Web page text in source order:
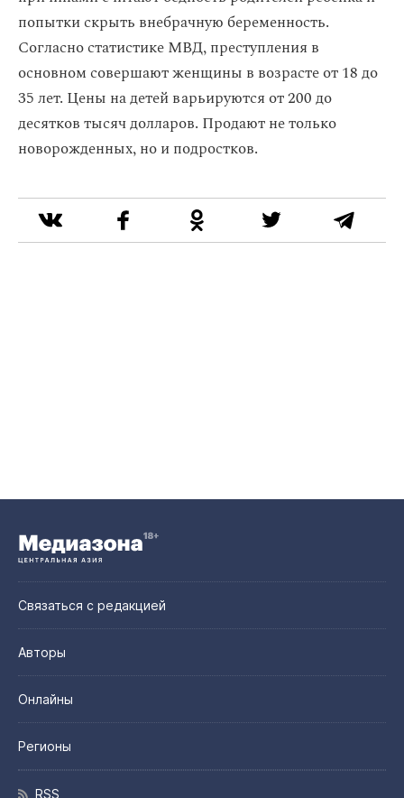
попытки скрыть внебрачную беременность.
Согласно статистике МВД, преступления в
основном совершают женщины в возрасте от 18 до
35 лет. Цены на детей варьируются от 200 до
десятков тысяч долларов. Продают не только
новорожденных, но и подростков.
Связаться с редакцией
Авторы
Онлайны
Регионы
RSS